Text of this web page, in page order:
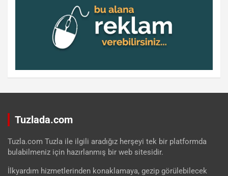
Tuzlada.com
Tuzla.com Tuzla ile ilgili aradığız herşeyi tek bir platformda
bulabilmeniz için hazırlanmış bir web sitesidir.
İlkyardım hizmetlerinden konaklamaya, gezip görülebilecek